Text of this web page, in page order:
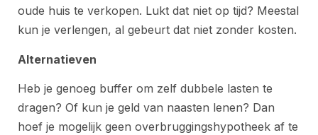
oude huis te verkopen. Lukt dat niet op tijd? Meestal
kun je verlengen, al gebeurt dat niet zonder kosten.
Alternatieven
Heb je genoeg buffer om zelf dubbele lasten te
dragen? Of kun je geld van naasten lenen? Dan
hoef je mogelijk geen overbruggingshypotheek af te